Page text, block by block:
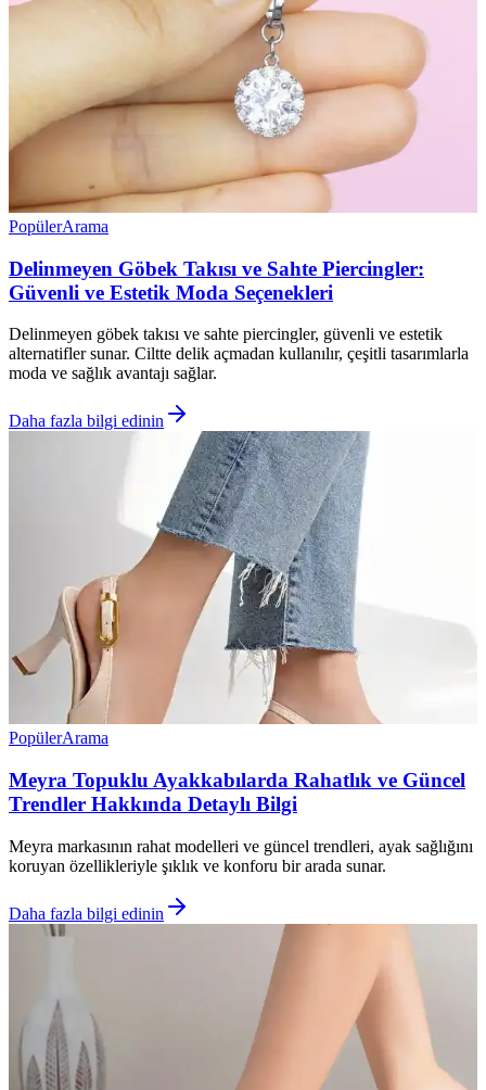
PopülerArama
Delinmeyen Göbek Takısı ve Sahte Piercingler:
Güvenli ve Estetik Moda Seçenekleri
Delinmeyen göbek takısı ve sahte piercingler, güvenli ve estetik
alternatifler sunar. Ciltte delik açmadan kullanılır, çeşitli tasarımlarla
moda ve sağlık avantajı sağlar.
Daha fazla bilgi edinin
PopülerArama
Meyra Topuklu Ayakkabılarda Rahatlık ve Güncel
Trendler Hakkında Detaylı Bilgi
Meyra markasının rahat modelleri ve güncel trendleri, ayak sağlığını
koruyan özellikleriyle şıklık ve konforu bir arada sunar.
Daha fazla bilgi edinin